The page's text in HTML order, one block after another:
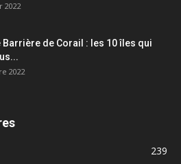
2022
Barrière de Corail : les 10 îles qui
2022
239